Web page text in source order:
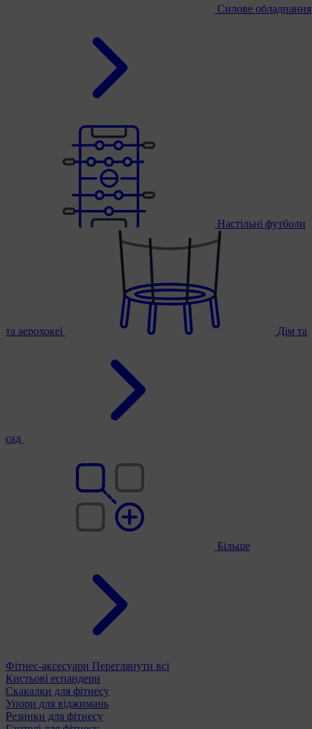
Силове обладнання
Настільні футболи
та аерохокеї Дім та
сад
Більше
Фітнес-аксесуари Переглянути всі
Кистьові еспандери
Скакалки для фітнесу
Упори для віджимань
Резинки для фітнесу